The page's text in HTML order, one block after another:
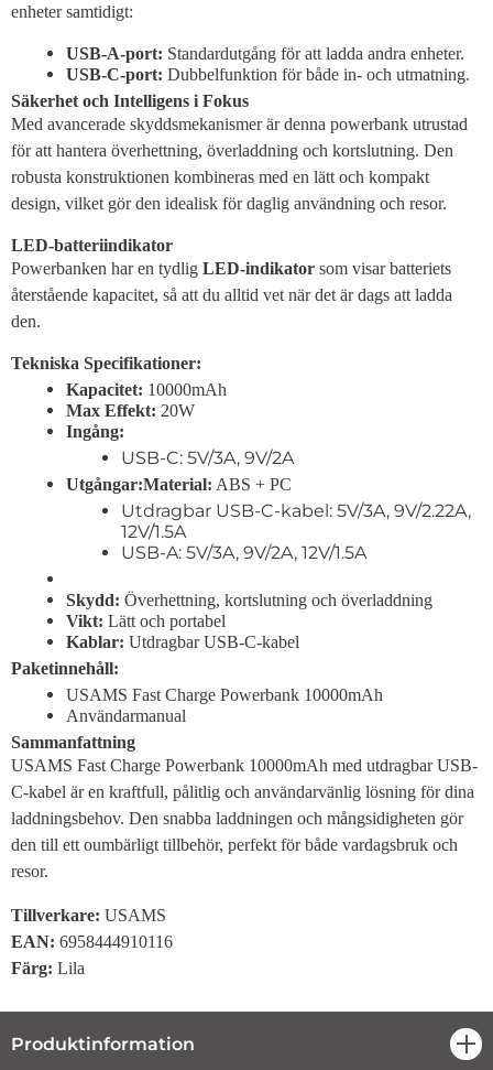
enheter samtidigt:
USB-A-port: Standardutgång för att ladda andra enheter.
USB-C-port: Dubbelfunktion för både in- och utmatning.
Säkerhet och Intelligens i Fokus
Med avancerade skyddsmekanismer är denna powerbank utrustad
för att hantera överhettning, överladdning och kortslutning. Den
robusta konstruktionen kombineras med en lätt och kompakt
design, vilket gör den idealisk för daglig användning och resor.
LED-batteriindikator
Powerbanken har en tydlig LED-indikator som visar batteriets
återstående kapacitet, så att du alltid vet när det är dags att ladda
den.
Tekniska Specifikationer:
Kapacitet: 10000mAh
Max Effekt: 20W
Ingång:
USB-C: 5V/3A, 9V/2A
Utgångar:Material: ABS + PC
Utdragbar USB-C-kabel: 5V/3A, 9V/2.22A,
12V/1.5A
USB-A: 5V/3A, 9V/2A, 12V/1.5A
Skydd: Överhettning, kortslutning och överladdning
Vikt: Lätt och portabel
Kablar: Utdragbar USB-C-kabel
Paketinnehåll:
USAMS Fast Charge Powerbank 10000mAh
Användarmanual
Sammanfattning
USAMS Fast Charge Powerbank 10000mAh med utdragbar USB-
C-kabel är en kraftfull, pålitlig och användarvänlig lösning för dina
laddningsbehov. Den snabba laddningen och mångsidigheten gör
den till ett oumbärligt tillbehör, perfekt för både vardagsbruk och
resor.
Tillverkare: USAMS
EAN: 6958444910116
Färg: Lila
Produktinformation